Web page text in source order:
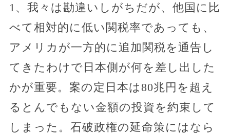
1、我々は勘違いしがちだが、他国に比
べて相対的に低い関税率であっても、
アメリカが一方的に追加関税を通告し
てきたわけで日本側が何を差し出した
かが重要。案の定日本は80兆円を超え
るとんでもない金額の投資を約束して
しまった。石破政権の延命策にはなら